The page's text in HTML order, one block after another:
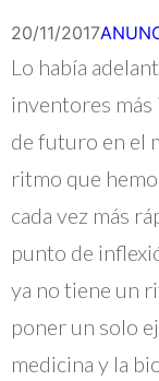
20/11/2017
Lo había
inventores
de futuro en el
ritmo que
cada vez más
punto de
ya no tiene un
poner un solo
medicina y la